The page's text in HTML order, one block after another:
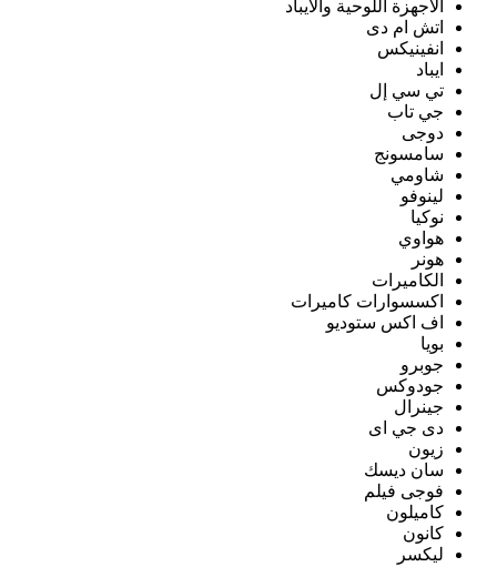
الأجهزة اللوحية والآيباد
اتش ام دى
انفينيكس
ايباد
تي سي إل
جي تاب
دوجى
سامسونج
شاومي
لينوفو
نوكيا
هواوي
هونر
الكاميرات
اكسسوارات كاميرات
اف اكس ستوديو
بويا
جوبرو
جودوكس
جينرال
دى جي اى
زيون
سان ديسك
فوجى فيلم
كاميلون
كانون
ليكسر